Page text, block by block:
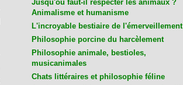
Jusqu'où faut-il respecter les animaux ?
Animalisme et humanisme
L'incroyable bestiaire de l'émerveillement
Philosophie porcine du harcèlement
Philosophie animale, bestioles,
musicanimales
Chats littéraires et philosophie féline